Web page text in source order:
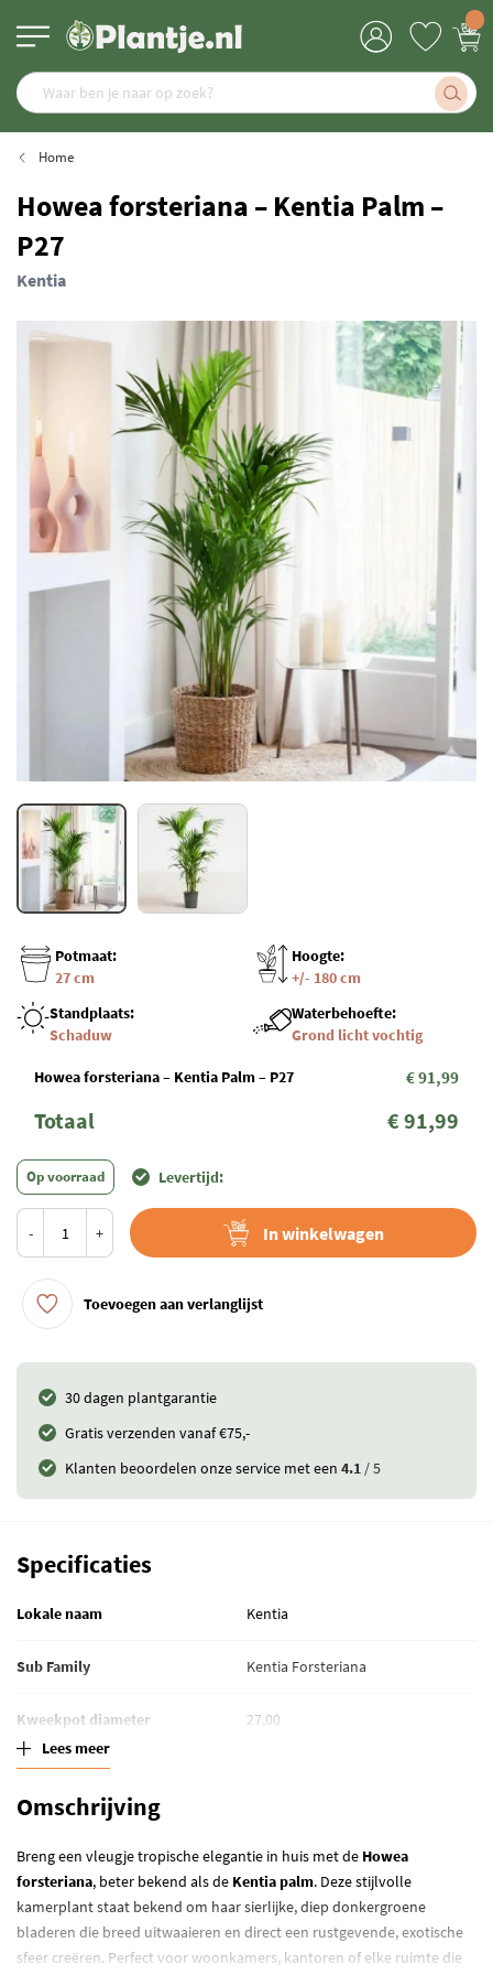
Home
Howea forsteriana – Kentia Palm –
P27
Kentia
Potmaat:
27 cm
Hoogte:
+/- 180 cm
Standplaats:
Schaduw
Waterbehoefte:
Grond licht vochtig
Howea forsteriana – Kentia Palm – P27 € 91,99
Totaal € 91,99
- + In winkelwagen
Toevoegen aan verlanglijst
Op voorraad Levertijd:
30 dagen plantgarantie
Gratis verzenden vanaf €75,-
Klanten beoordelen onze service met een4.1 / 5
Omschrijving
Breng een vleugje tropische elegantie in huis met de Howea
forsteriana, beter bekend als de Kentia palm. Deze stijlvolle
kamerplant staat bekend om haar sierlijke, diep donkergroene
bladeren die breed uitwaaieren en direct een rustgevende, exotische
sfeer creëren. Perfect voor woonkamers, kantoren of elke ruimte die
Specificaties
Lokale naam Kentia
Sub Family Kentia Forsteriana
Kweekpot diameter 27,00
Hoogte (in cm)
Niet giftige planten
Luchtzuiverende planten Luchtzuiverend
Lees meer